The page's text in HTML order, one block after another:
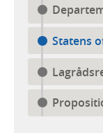
Statens